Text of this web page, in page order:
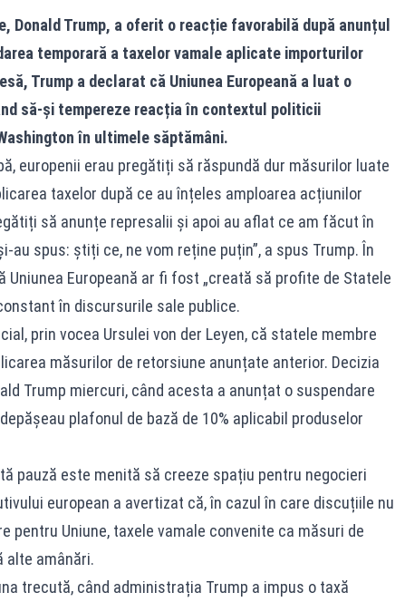
Donald Trump, a oferit o reacție favorabilă după anunțul
temporară a taxelor vamale aplicate importurilor
Trump a declarat că Uniunea Europeană a luat o
să-și tempereze reacția în contextul politicii
în ultimele săptămâni.
europenii erau pregătiți să răspundă dur măsurilor luate
taxelor după ce au înțeles amploarea acțiunilor
să anunțe represalii și apoi au aflat ce am făcut în
au spus: știți ce, ne vom reține puțin”, a spus Trump. În
Uniunea Europeană ar fi fost „creată să profite de Statele
în discursurile sale publice.
prin vocea Ursulei von der Leyen, că statele membre
măsurilor de retorsiune anunțate anterior. Decizia
Trump miercuri, când acesta a anunțat o suspendare
plafonul de bază de 10% aplicabil produselor
pauză este menită să creeze spațiu pentru negocieri
european a avertizat că, în cazul în care discuțiile nu
pentru Uniune, taxele vamale convenite ca măsuri de
alte amânări.
trecută, când administrația Trump a impus o taxă